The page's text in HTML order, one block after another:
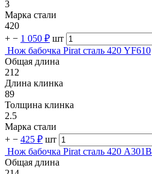
3
Марка стали
420
+ − 1 050 ₽ шт
Нож бабочка Pirat сталь 420 YF610
Общая длина
212
Длина клинка
89
Толщина клинка
2.5
Марка стали
+ − 425 ₽ шт
Нож бабочка Pirat сталь 420 A301B
Общая длина